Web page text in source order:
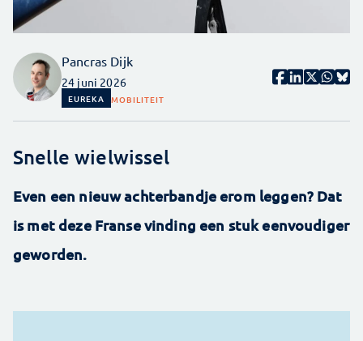
Pancras Dijk
24 juni 2026
EUREKA MOBILITEIT
Snelle wielwissel
Even een nieuw achterbandje erom leggen? Dat
is met deze Franse vinding een stuk eenvoudiger
geworden.